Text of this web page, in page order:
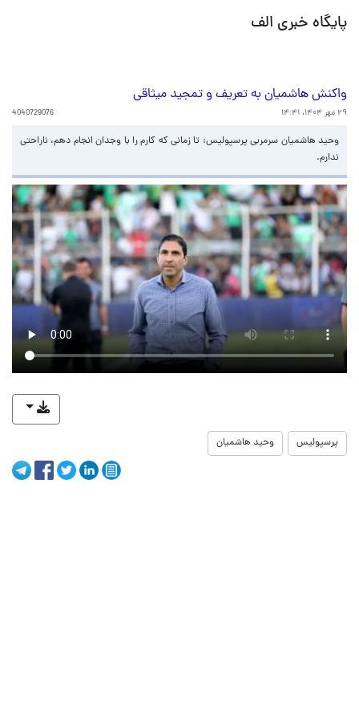
پایگاه خبری الف
واکنش هاشمیان به تعریف و تمجید میثاقی
۲۹ مهر ۱۴۰۴، ۱۴:۴۱ 4040729076
وحید هاشمیان سرمربی پرسپولیس: تا زمانی که کارم را با وجدان انجام دهم، ناراحتی
ندارم.
پرسپولیس وحید هاشمیان